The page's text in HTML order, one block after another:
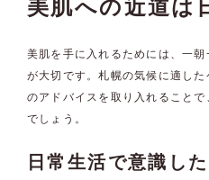
美肌への近道は
美肌を手に入れるためには、一
が大切です。札幌の気候に適し
のアドバイスを取り入れること
でしょう。
日常生活で意識し